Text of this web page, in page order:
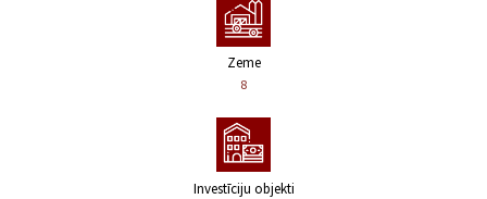
Zeme
8
Investīciju objekti